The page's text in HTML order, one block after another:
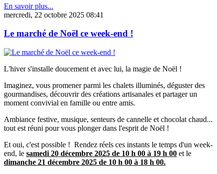
En savoir plus...
mercredi, 22 octobre 2025 08:41
Le marché de Noël ce week-end !
L'hiver s'installe doucement et avec lui, la magie de Noël !
Imaginez, vous promener parmi les chalets illuminés, déguster des
gourmandises, découvrir des créations artisanales et partager un
moment convivial en famille ou entre amis.
Ambiance festive, musique, senteurs de cannelle et chocolat chaud...
tout est réuni pour vous plonger dans l'esprit de Noël !
Et oui, c'est possible ! Rendez réels ces instants le temps d'un week-
end, le samedi 20 décembre 2025 de 10 h 00 à 19 h 00 et le
dimanche 21 décembre 2025 de 10 h 00 à 18 h 00.